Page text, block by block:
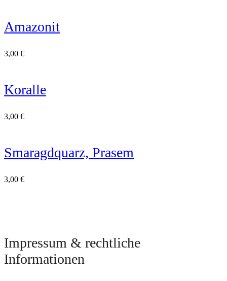
Amazonit
3,00 €
Koralle
3,00 €
Smaragdquarz, Prasem
3,00 €
Impressum & rechtliche
Informationen